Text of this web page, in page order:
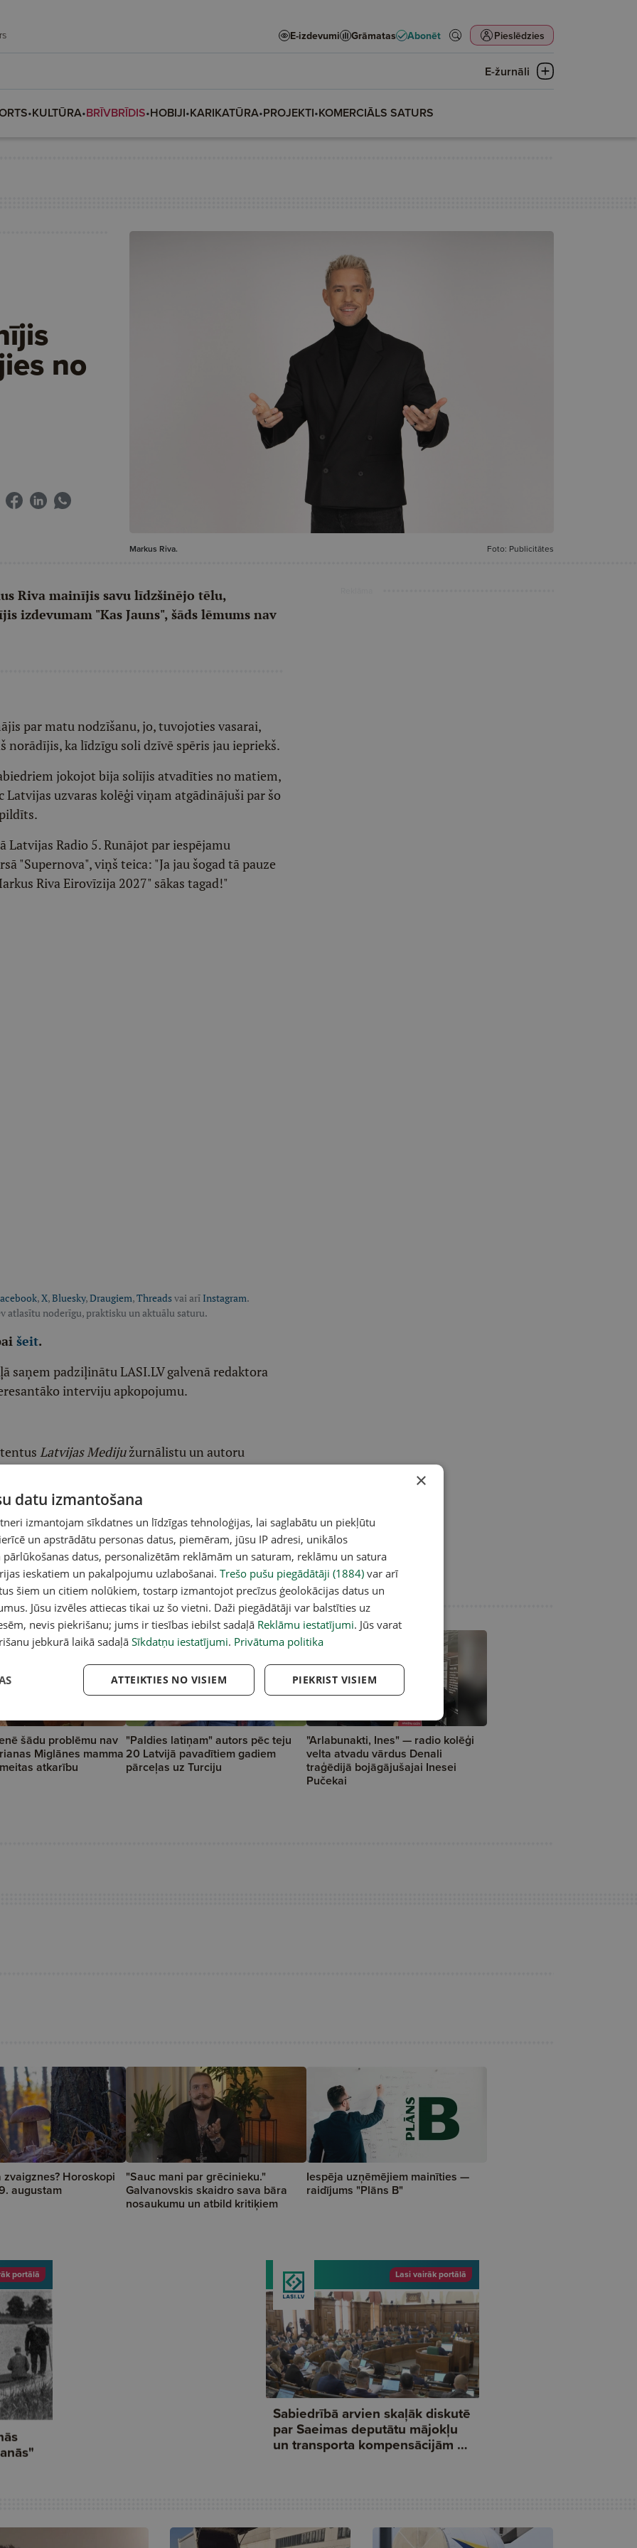
E-izdevumi Grāmatas Abonēt Pieslēdzies
E-žurnāli
•KULTŪRA•BRĪVBRĪDIS•HOBIJI•KARIKATŪRA•PROJEKTI•KOMERCIĀLS SATURS
no
Markus Riva. Foto: Publicitātes
Riva mainījis savu līdzšinējo tēlu,
izdevumam "Kas Jauns", šāds lēmums nav
par matu nodzīšanu, jo, tuvojoties vasarai,
norādījis, ka līdzīgu soli dzīvē spēris jau iepriekš.
jokojot bija solījis atvadīties no matiem,
Latvijas uzvaras kolēģi viņam atgādinājuši par šo
Radio 5. Runājot par iespējamu
"Supernova", viņš teica: "Ja jau šogad tā pauze
Riva Eirovīzija 2027" sākas tagad!"
,X,Bluesky,Draugiem,Threadsvai arī Instagram.
atlasītu noderīgu, praktisku un aktuālu saturu.
šeit.
saņem padziļinātu LASI.LV galvenā redaktora
interviju apkopojumu.
Latvijas Medijužurnālistu un autoru
noderīgiem tematiem
kultūru
šādu problēmu nav
Miglānes mamma
atkarību
"Paldies latiņam" autors pēc teju
20 Latvijā pavadītiem gadiem
pārceļas uz Turciju
"Arlabunakti, Ines" — radio kolēģi
velta atvadu vārdus Denali
traģēdijā bojāgājušajai Inesei
Pučekai
zvaigznes? Horoskopi
augustam
"Sauc mani par grēcinieku."
Galvanovskis skaidro sava bāra
nosaukumu un atbild kritiķiem
Iespēja uzņēmējiem mainīties —
raidījums "Plāns B"
×
datu izmantošana
izmantojam sīkdatnes un līdzīgas tehnoloģijas, lai saglabātu un piekļūtu
un apstrādātu personas datus, piemēram, jūsu IP adresi, unikālos
datus, personalizētām reklāmām un saturam, reklāmu un satura
ieskatiem un pakalpojumu uzlabošanai. Trešo pušu piegādātāji (1884) var arī
šiem un citiem nolūkiem, tostarp izmantojot precīzus ģeolokācijas datus un
Jūsu izvēles attiecas tikai uz šo vietni. Daži piegādātāji var balstīties uz
nevis piekrišanu; jums ir tiesības iebilst sadaļā Reklāmu iestatījumi. Jūs varat
jebkurā laikā sadaļāSīkdatņu iestatījumi. Privātuma politika
PIEKRIST VISIEM
ATTEIKTIES NO VISIEM